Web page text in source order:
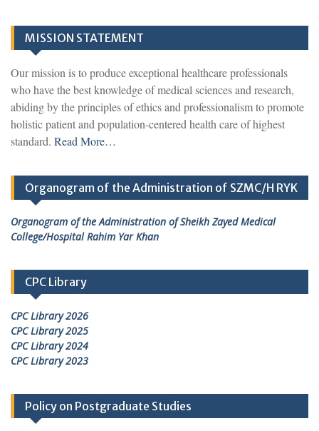
MISSION STATEMENT
Our mission is to produce exceptional healthcare professionals
who have the best knowledge of medical sciences and research,
abiding by the principles of ethics and professionalism to promote
holistic patient and population-centered health care of highest
standard. Read More…
Organogram of the Administration of SZMC/H RYK
Organogram of the Administration of Sheikh Zayed Medical
College/Hospital Rahim Yar Khan
CPC Library
CPC Library 2026
CPC Library 2025
CPC Library 2024
CPC Library 2023
Policy on Postgraduate Studies